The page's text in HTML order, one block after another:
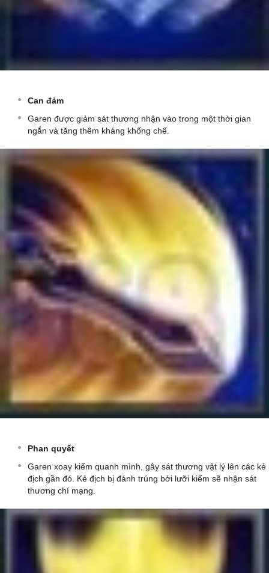
Can đảm
Garen được giảm sát thương nhận vào trong một thời gian
ngắn và tăng thêm kháng khống chế.
Phan quyết
Garen xoay kiếm quanh mình, gây sát thương vật lý lên các kẻ
địch gần đó. Kẻ địch bị đánh trúng bởi lưỡi kiếm sẽ nhận sát
thương chí mạng.